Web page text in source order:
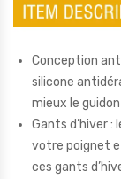
Conception
silicone
mieux le
Gants d’hiver
votre poignet
ces gants